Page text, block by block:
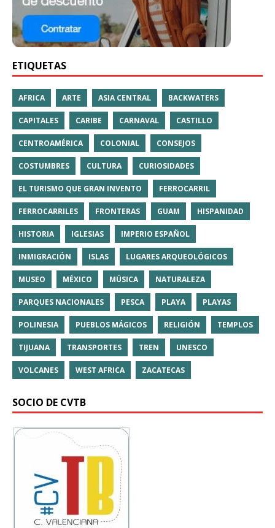
ETIQUETAS
AFRICA ARTE ASIA CENTRAL BACKWATERS
CAPITALES CARIBE CARNAVAL CASTILLO
CENTROAMÉRICA COLONIAL CONSEJOS
COSTUMBRES CULTURA CURIOSIDADES
EL TURISMO QUE GRAN INVENTO FERROCARRIL
FERROCARRILES FRONTERAS GUAM HISPANIDAD
HISTORIA IGLESIAS IMPERIO ESPAÑOL
INMIGRACIÓN ISLAS LUGARES ARQUEOLÓGICOS
MUSEO MÉXICO MÚSICA NATURALEZA
PARQUES NACIONALES PESCA PLAYA PLAYAS
POLINESIA PUEBLOS MÁGICOS RELIGIÓN TEMPLOS
TIJUANA TRANSPORTES TREN UNESCO
VOLCANES WEST AFRICA ZACATECAS
SOCIO DE CVTB